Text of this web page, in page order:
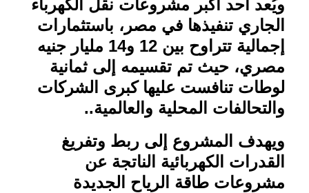
ويُعد أحد أكبر مشروعات نقل الكهرباء
الجاري تنفيذها في مصر، باستثمارات
إجمالية تتراوح بين 12 و14 مليار جنيه
مصري، حيث تم تقسيمه إلى ثمانية
لوطات تنافست عليها كبرى الشركات
والتحالفات المحلية والعالمية..
ويهدف المشروع إلى ربط وتفريغ
القدرات الكهربائية الناتجة عن
مشروعات طاقة الرياح الجديدة